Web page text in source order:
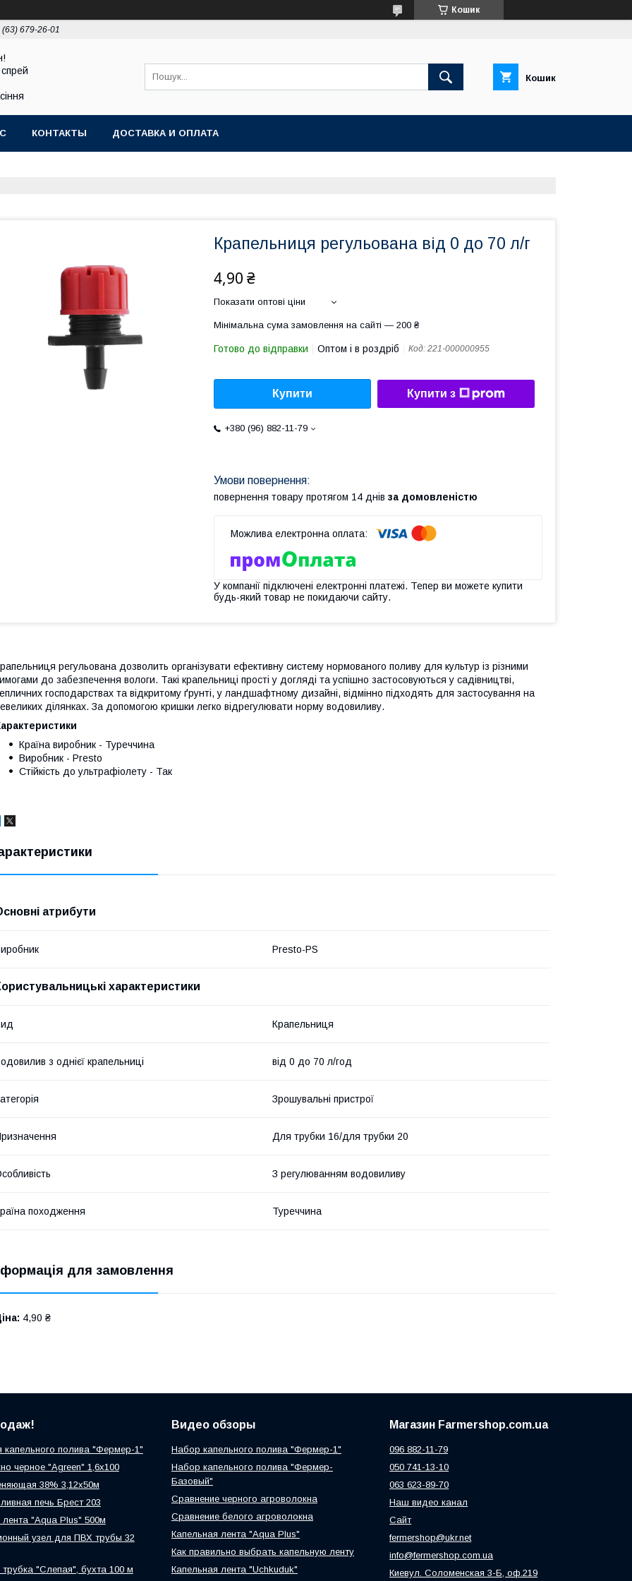
Кошик
(63) 679-26-01
Кошик
КОНТАКТЫ ДОСТАВКА И ОПЛАТА
Крапельниця регульована від 0 до 70 л/г
4,90 ₴
Показати оптові ціни
Мінімальна сума замовлення на сайті — 200 ₴
Готово до відправки Оптом і в роздріб Код: 221-000000955
Купити Купити з
+380 (96) 882-11-79
повернення товару протягом 14 днів за домовленістю
У компанії підключені електронні платежі. Тепер ви можете купити
будь-який товар не покидаючи сайту.
регульована дозволить організувати ефективну систему нормованого поливу для культур із різними
до забезпечення вологи. Такі крапельниці прості у догляді та успішно застосовуються у садівництві,
господарствах та відкритому ґрунті, у ландшафтному дизайні, відмінно підходять для застосування на
ділянках. За допомогою кришки легко відрегулювати норму водовиливу.
Країна виробник - Туреччина
Виробник - Presto
Стійкість до ультрафіолету - Так
атрибути
Presto-PS
характеристики
Крапельниця
з однієї крапельниці від 0 до 70 л/год
Зрошувальні пристрої
Для трубки 16/для трубки 20
З регулюванням водовиливу
походження Туреччина
для замовлення
4,90 ₴
полива "Фермер-1"
черное "Agreen" 1,6х100
38% 3,12х50м
печь Брест 203
лента "Aqua Plus" 500м
узел для ПВХ трубы 32
трубка "Слепая", бухта 100 м
Видео обзоры
Набор капельного полива "Фермер-1"
Набор капельного полива "Фермер-
Базовый"
Сравнение черного агроволокна
Сравнение белого агроволокна
Капельная лента "Aqua Plus"
Как правильно выбрать капельную ленту
Капельная лента "Uchkuduk"
Магазин Farmershop.com.ua
096 882-11-79
050 741-13-10
063 623-89-70
Наш видео канал
Сайт
fermershop@ukr.net
info@fermershop.com.ua
Киевул. Соломенская 3-Б, оф.219